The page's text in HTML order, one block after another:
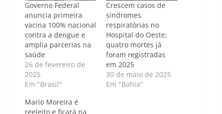
Governo Federal
anuncia primeira
vacina 100% nacional
contra a dengue e
amplia parcerias na
saúde
26 de fevereiro de
2025
Em "Brasil"
Crescem casos de
síndromes
respiratórias no
Hospital do Oeste;
quatro mortes já
foram registradas
em 2025
30 de maio de 2025
Em "Bahia"
Mario Moreira é
reeleito e ficará na